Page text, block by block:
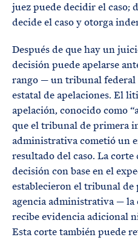
juez puede decidir el caso;
decide el caso y otorga
Después de que hay un
decisión puede apelarse
rango — un tribunal federal
estatal de apelaciones. El
apelación, conocido como
que el tribunal de primera
administrativa cometió un
resultado del caso. La corte
decisión con base en el
establecieron el tribunal
agencia administrativa — la
recibe evidencia adicional
Esta corte también puede